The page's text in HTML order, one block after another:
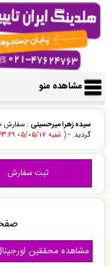
مشاهده منو
سیده زهرا میرحسینی
گردید. -( شنبه ۰۵/۰۵/۱۷ ۱۱:۴۳:۲۹)
سعید حضرتی: پیش فاکتور
حال انجام است. -( شنبه ۰۵/۰۵/۱۷ ۱۱:۴۰:۵۸)
: سفارش تایپ،
شد. -( شنبه ۰۵/۰۵/۱۷ ۱۱:۳۷:۳۷)
۰۵/۰۵/۱۷ ۱۱:۳۷:۰۵)
کافی نت باران: سفارش
ثبت سفارش
مشاهده محققین